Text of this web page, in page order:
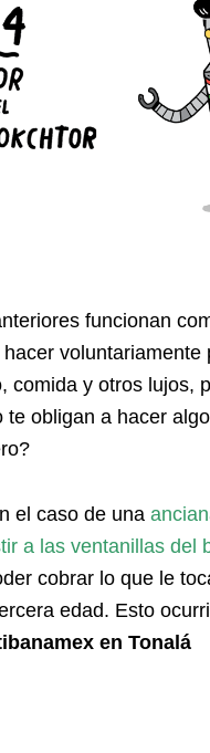
funcionan
voluntariamente
comida y otros lujos,
te obligan a hacer
el caso de una
a las ventanillas del
cobrar lo que le
edad. Esto
en Tonalá